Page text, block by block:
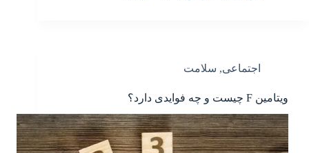
اجتماعی, سلامت
ویتامین F چیست و چه فوایدی دارد؟